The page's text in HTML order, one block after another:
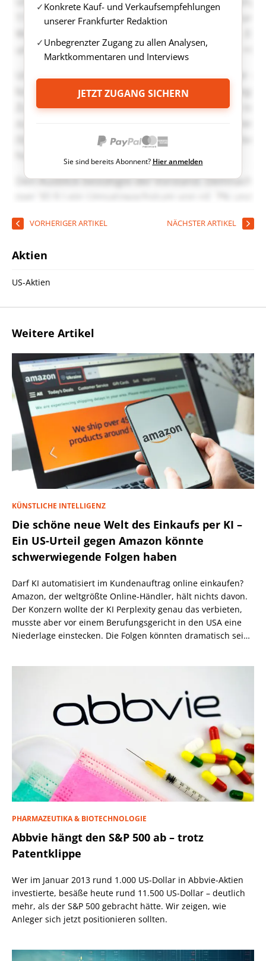
Konkrete Kauf- und Verkaufsempfehlungen
unserer Frankfurter Redaktion
Unbegrenzter Zugang zu allen Analysen,
Marktkommentaren und Interviews
JETZT ZUGANG SICHERN
Sie sind bereits Abonnent? Hier anmelden
VORHERIGER ARTIKEL NÄCHSTER ARTIKEL
Aktien
US-Aktien
Weitere Artikel
KÜNSTLICHE INTELLIGENZ
Die schöne neue Welt des Einkaufs per KI –
Ein US-Urteil gegen Amazon könnte
schwerwiegende Folgen haben
Darf KI automatisiert im Kundenauftrag online einkaufen?
Amazon, der weltgrößte Online-Händler, hält nichts davon.
Der Konzern wollte der KI Perplexity genau das verbieten,
musste aber vor einem Berufungsgericht in den USA eine
Niederlage einstecken. Die Folgen könnten dramatisch sein,
PHARMAZEUTIKA & BIOTECHNOLOGIE
Abbvie hängt den S&P 500 ab – trotz
Patentklippe
Wer im Januar 2013 rund 1.000 US-Dollar in Abbvie-Aktien
investierte, besäße heute rund 11.500 US-Dollar – deutlich
mehr, als der S&P 500 gebracht hätte. Wir zeigen, wie
Anleger sich jetzt positionieren sollten.